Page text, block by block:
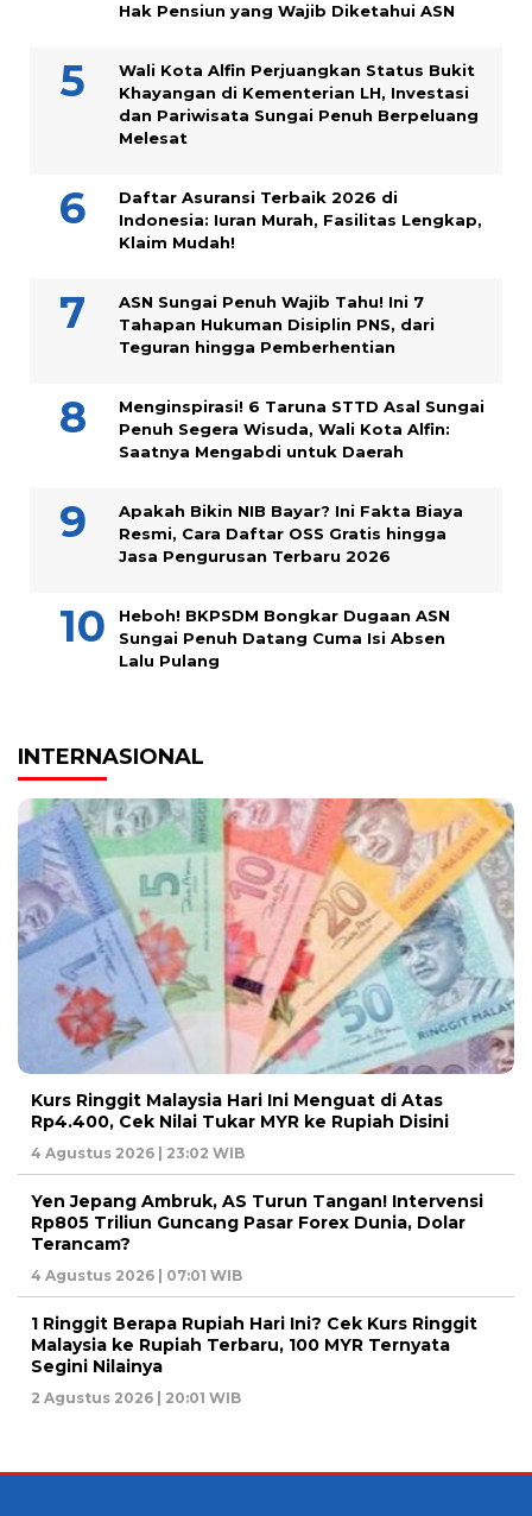
Hak Pensiun yang Wajib Diketahui ASN
Wali Kota Alfin Perjuangkan Status Bukit
Khayangan di Kementerian LH, Investasi
dan Pariwisata Sungai Penuh Berpeluang
Melesat
Daftar Asuransi Terbaik 2026 di
Indonesia: Iuran Murah, Fasilitas Lengkap,
Klaim Mudah!
ASN Sungai Penuh Wajib Tahu! Ini 7
Tahapan Hukuman Disiplin PNS, dari
Teguran hingga Pemberhentian
Menginspirasi! 6 Taruna STTD Asal Sungai
Penuh Segera Wisuda, Wali Kota Alfin:
Saatnya Mengabdi untuk Daerah
Apakah Bikin NIB Bayar? Ini Fakta Biaya
Resmi, Cara Daftar OSS Gratis hingga
Jasa Pengurusan Terbaru 2026
Heboh! BKPSDM Bongkar Dugaan ASN
Sungai Penuh Datang Cuma Isi Absen
Lalu Pulang
INTERNASIONAL
Kurs Ringgit Malaysia Hari Ini Menguat di Atas
Rp4.400, Cek Nilai Tukar MYR ke Rupiah Disini
4 Agustus 2026 | 23:02 WIB
Yen Jepang Ambruk, AS Turun Tangan! Intervensi
Rp805 Triliun Guncang Pasar Forex Dunia, Dolar
Terancam?
4 Agustus 2026 | 07:01 WIB
1 Ringgit Berapa Rupiah Hari Ini? Cek Kurs Ringgit
Malaysia ke Rupiah Terbaru, 100 MYR Ternyata
Segini Nilainya
2 Agustus 2026 | 20:01 WIB